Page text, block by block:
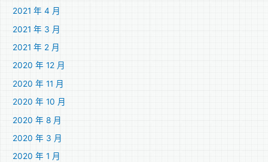
2021 年 4 月
2021 年 3 月
2021 年 2 月
2020 年 12 月
2020 年 11 月
2020 年 10 月
2020 年 8 月
2020 年 3 月
2020 年 1 月